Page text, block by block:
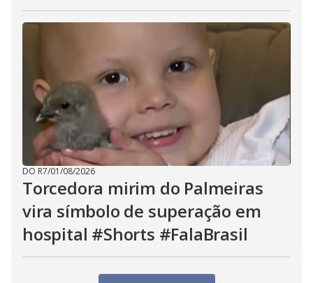
DO R7/01/08/2026
Torcedora mirim do Palmeiras
vira símbolo de superação em
hospital #Shorts #FalaBrasil